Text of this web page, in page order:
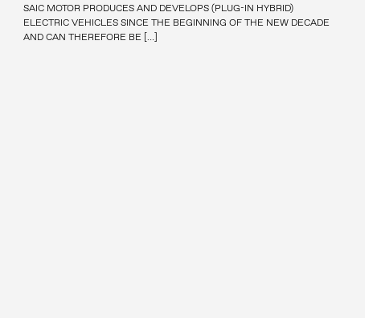
SAIC MOTOR PRODUCES AND DEVELOPS (PLUG-IN HYBRID)
ELECTRIC VEHICLES SINCE THE BEGINNING OF THE NEW DECADE
AND CAN THEREFORE BE […]